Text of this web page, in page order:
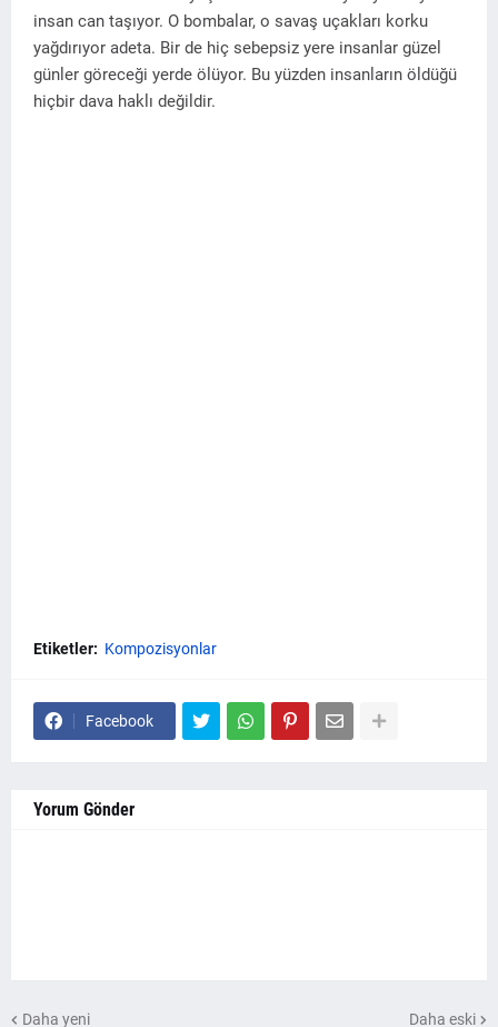
insan can taşıyor. O bombalar, o savaş uçakları korku
yağdırıyor adeta. Bir de hiç sebepsiz yere insanlar güzel
günler göreceği yerde ölüyor. Bu yüzden insanların öldüğü
hiçbir dava haklı değildir.
Etiketler: Kompozisyonlar
Facebook
Yorum Gönder
Daha yeni Daha eski